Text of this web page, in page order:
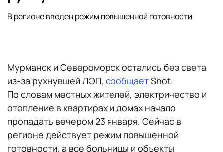
В регионе введен режим повышенной готовности
Мурманск и Североморск остались без света
из-за рухнувшей ЛЭП, сообщаетShot.
По словам местных жителей, электричество и
отопление в квартирах и домах начало
пропадать вечером 23 января. Сейчас в
регионе действует режим повышенной
готовности, а все больницы и объекты